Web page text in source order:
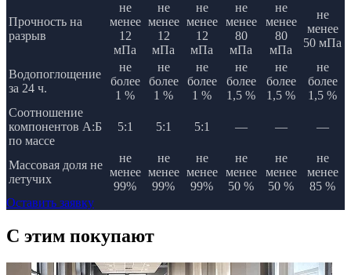
Прочность на
разрыв
не
менее
12
мПа
не
менее
12
мПа
не
менее
12
мПа
не
менее
80
мПа
не
менее
80
мПа
не
менее
50 мПа
Водопоглощение
за 24 ч.
не
более
1 %
не
более
1 %
не
более
1 %
не
более
1,5 %
не
более
1,5 %
не
более
1,5 %
Соотношение
компонентов А:Б
по массе
5:1 5:1 5:1 — — —
Массовая доля не
летучих
не
менее
99%
не
менее
99%
не
менее
99%
не
менее
50 %
не
менее
50 %
не
менее
85 %
Оставить заявку
C этим покупают